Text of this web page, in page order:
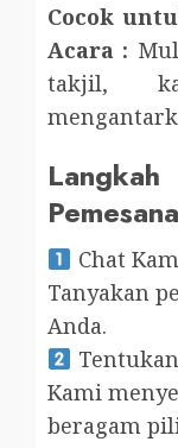
Cocok
Acara :
takjil,
Langkah
Chat
Tanyakan
Anda.
Kami
beragam